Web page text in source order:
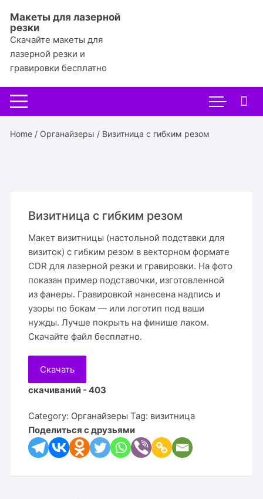
содержимому
Макеты для лазерной
резки
Скачайте макеты для
лазерной резки и
гравировки бесплатно
Home / Органайзеры / Визитница с гибким резом
Визитница с гибким резом
Макет визитницы (настольной подставки для
визиток) с гибким резом в векторном формате
CDR для лазерной резки и гравировки. На фото
показан пример подставочки, изготовленной
из фанеры. Гравировкой нанесена надпись и
узоры по бокам — или логотип под ваши
нужды. Лучше покрыть на финише лаком.
Скачайте файл бесплатно.
Скачать
скачиваний - 403
Category: Органайзеры Tag: визитница
Поделиться с друзьями